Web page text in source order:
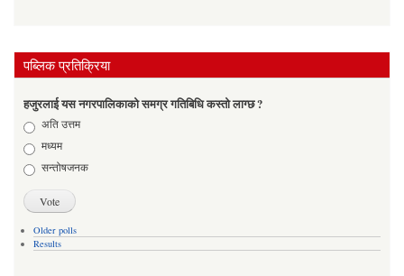
पब्लिक प्रतिक्रिया
हजुरलाई यस नगरपालिकाको समग्र गतिबिधि कस्तो लाग्छ ?
Choicesअति उत्तम
मध्यम
सन्तोषजनक
Older polls
Results